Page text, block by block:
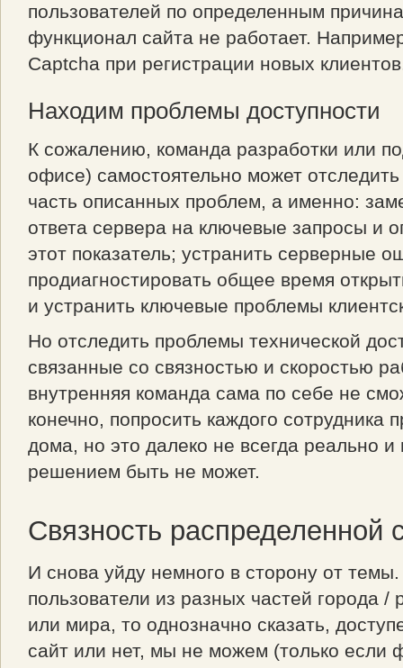
пользователей по определенным
функционал сайта не работает.
Captcha при регистрации новых
Находим проблемы доступности
К сожалению, команда разработки или
офисе) самостоятельно может
часть описанных проблем, а именно:
ответа сервера на ключевые запросы и
этот показатель; устранить серверные
продиагностировать общее время
и устранить ключевые проблемы
Но отследить проблемы технической
связанные со связностью и скоростью
внутренняя команда сама по себе не
конечно, попросить каждого сотрудника
дома, но это далеко не всегда реально
решением быть не может.
Связность распределенной
И снова уйду немного в сторону от
пользователи из разных частей города /
или мира, то однозначно сказать,
сайт или нет, мы не можем (только если